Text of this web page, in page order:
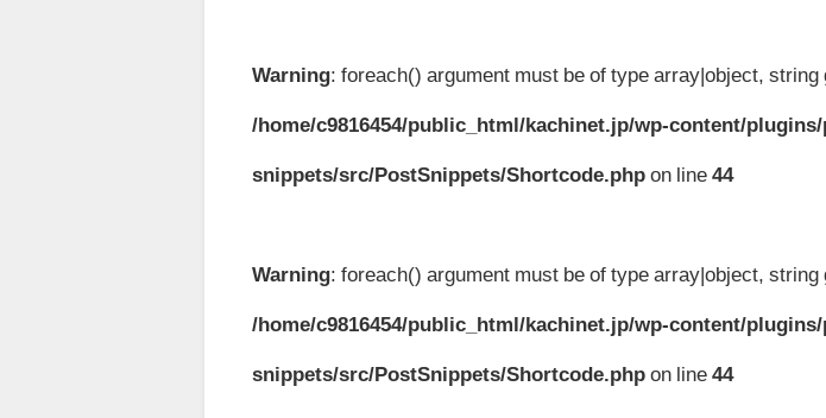
Warning: foreach() argument must be of type array|object, string
/home/c9816454/public_html/kachinet.jp/wp-content/
snippets/src/PostSnippets/Shortcode.php on line44
Warning: foreach() argument must be of type array|object, string
/home/c9816454/public_html/kachinet.jp/wp-content/
snippets/src/PostSnippets/Shortcode.php on line44